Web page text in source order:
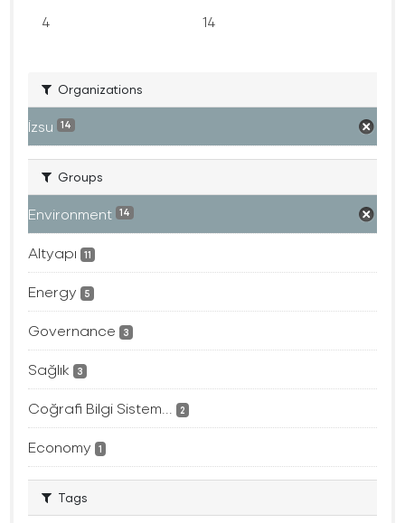
4 14
Organizations
İzsu 14
Groups
Environment 14
Altyapı 11
Energy 5
Governance 3
Sağlık 3
Coğrafi Bilgi Sistem... 2
Economy 1
Tags